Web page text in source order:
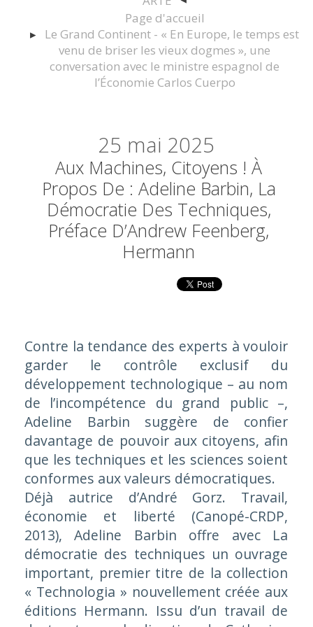
Page d'accueil
Le Grand Continent - « En Europe, le temps est
venu de briser les vieux dogmes », une
conversation avec le ministre espagnol de
l’Économie Carlos Cuerpo
25 mai 2025
Aux Machines, Citoyens ! À
Propos De : Adeline Barbin, La
Démocratie Des Techniques,
Préface D’Andrew Feenberg,
Hermann
Contre la tendance des experts à vouloir
garder le contrôle exclusif du
développement technologique – au nom
de l’incompétence du grand public –,
Adeline Barbin suggère de confier
davantage de pouvoir aux citoyens, afin
que les techniques et les sciences soient
conformes aux valeurs démocratiques.
Déjà autrice d’André Gorz. Travail,
économie et liberté (Canopé-CRDP,
2013), Adeline Barbin offre avec La
démocratie des techniques un ouvrage
important, premier titre de la collection
« Technologia » nouvellement créée aux
éditions Hermann. Issu d’un travail de